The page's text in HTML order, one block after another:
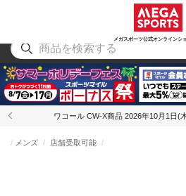
メガスポーツ公式オンラインシ
アウトドア
ワコール CW-X商品 2026年10月1日(
メンズ 店舗受取可能